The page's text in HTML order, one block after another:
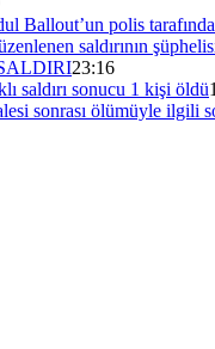
Ballout’un polis
saldırının
23:16
saldırı sonucu 1 kişi öldü
sonrası ölümüyle ilgili